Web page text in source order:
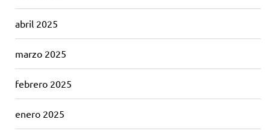
abril 2025
marzo 2025
febrero 2025
enero 2025